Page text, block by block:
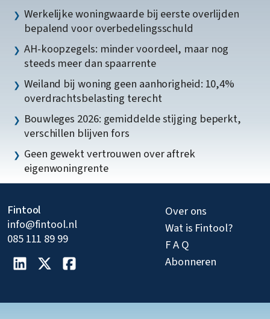
Werkelijke woningwaarde bij eerste overlijden
bepalend voor overbedelingsschuld
AH-koopzegels: minder voordeel, maar nog
steeds meer dan spaarrente
Weiland bij woning geen aanhorigheid: 10,4%
overdrachtsbelasting terecht
Bouwleges 2026: gemiddelde stijging beperkt,
verschillen blijven fors
Geen gewekt vertrouwen over aftrek
eigenwoningrente
Fintool
info@fintool.nl
085 111 89 99
Over ons
Wat is Fintool?
F A Q
Abonneren